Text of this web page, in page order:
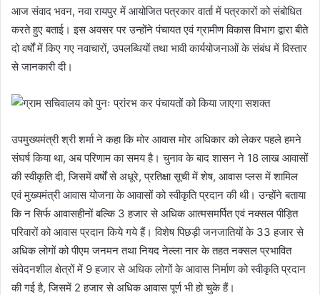
आज संवाद भवन, नवा रायपुर में आयोजित पत्रकार वार्ता में पत्रकारों को संबोधित
करते हुए बताई। इस अवसर पर उन्होंने पंचायत एवं ग्रामीण विकास विभाग द्वारा बीते
दो वर्षों में किए गए नवाचारों, उपलब्धियों तथा भावी कार्ययोजनाओं के संबंध में विस्तार
से जानकारी दी।
उपमुख्यमंत्री श्री शर्मा ने कहा कि मोर आवास मोर अधिकार को लेकर पहले हमने
संघर्ष किया था, अब परिणाम का समय है। चुनाव के बाद शासन ने 18 लाख आवासों
की स्वीकृति दी, जिसमें वर्षों से अधूरे, प्रतिक्षा सूची में शेष, आवास प्लस में शामिल
एवं मुख्यमंत्री आवास योजना के आवासों को स्वीकृति प्रदान की थी। उन्होंने बताया
कि न सिर्फ आवासहीनों बल्कि 3 हजार से अधिक आत्मसमर्पित एवं नक्सल पीड़ित
परिवारों को आवास प्रदान किये गये हैं। विशेष पिछड़ी जनजातियों के 33 हजार से
अधिक लोगों को पीएम जनमन तथा नियद नेल्ला नार के तहत नक्सल प्रभावित
संवेदनशील क्षेत्रों में 9 हजार से अधिक लोगों के आवास निर्माण को स्वीकृति प्रदान
की गई है, जिसमें 2 हजार से अधिक आवास पूर्ण भी हो चुके हैं।